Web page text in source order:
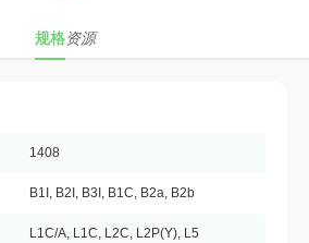
规格资源
1408
B1I, B2I, B3I, B1C, B2a, B2b
L1C/A, L1C, L2C, L2P(Y), L5